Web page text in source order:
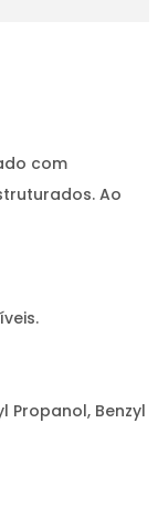
com
Ao
Benzyl